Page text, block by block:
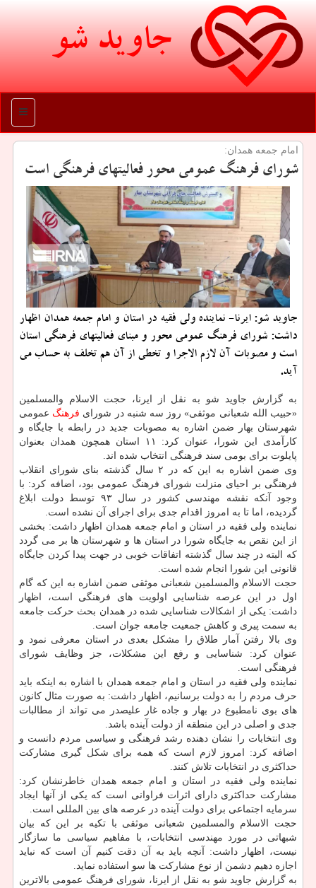
جاوید شو
منو
امام جمعه همدان:
شورای فرهنگ عمومی محور فعالیتهای فرهنگی است
جاوید شو: ایرنا- نماینده ولی فقیه در استان و امام جمعه همدان اظهار
داشت: شورای فرهنگ عمومی محور و مبنای فعالیتهای فرهنگی استان
است و مصوبات آن لازم الاجرا و تخطی از آن هم تخلف به حساب می
آید.
به گزارش جاوید شو به نقل از ایرنا، حجت الاسلام والمسلمین
«حبیب الله شعبانی موثقی» روز سه شنبه در شورای فرهنگ عمومی
شهرستان بهار ضمن اشاره به مصوبات جدید در رابطه با جایگاه و
کارآمدی این شورا، عنوان کرد: ۱۱ استان همچون همدان بعنوان
پایلوت برای بومی سند فرهنگی انتخاب شده اند.
وی ضمن اشاره به این که در ۲ سال گذشته بنای شورای انقلاب
فرهنگی بر احیای منزلت شورای فرهنگ عمومی بود، اضافه کرد: با
وجود آنکه نقشه مهندسی کشور در سال ۹۳ توسط دولت ابلاغ
گردیده، اما تا به امروز اقدام جدی برای اجرای آن نشده است.
نماینده ولی فقیه در استان و امام جمعه همدان اظهار داشت: بخشی
از این نقص به جایگاه شورا در استان ها و شهرستان ها بر می گردد
که البته در چند سال گذشته اتفاقات خوبی در جهت پیدا کردن جایگاه
قانونی این شورا انجام شده است.
حجت الاسلام والمسلمین شعبانی موثقی ضمن اشاره به این که گام
اول در این عرصه شناسایی اولویت های فرهنگی است، اظهار
داشت: یکی از اشکالات شناسایی شده در همدان بحث حرکت جامعه
به سمت پیری و کاهش جمعیت جامعه جوان است.
وی بالا رفتن آمار طلاق را مشکل بعدی در استان معرفی نمود و
عنوان کرد: شناسایی و رفع این مشکلات، جز وظایف شورای
فرهنگی است.
نماینده ولی فقیه در استان و امام جمعه همدان با اشاره به اینکه باید
حرف مردم را به دولت برسانیم، اظهار داشت: به صورت مثال کانون
های بوی نامطبوع در بهار و جاده غار علیصدر می تواند از مطالبات
جدی و اصلی در این منطقه از دولت آینده باشد.
وی انتخابات را نشان دهنده رشد فرهنگی و سیاسی مردم دانست و
اضافه کرد: امروز لازم است که همه برای شکل گیری مشارکت
حداکثری در انتخابات تلاش کنند.
نماینده ولی فقیه در استان و امام جمعه همدان خاطرنشان کرد:
مشارکت حداکثری دارای اثرات فراوانی است که یکی از آنها ایجاد
سرمایه اجتماعی برای دولت آینده در عرصه های بین المللی است.
حجت الاسلام والمسلمین شعبانی موثقی با تکیه بر این که بیان
شبهاتی در مورد مهندسی انتخابات، با مفاهیم سیاسی ما سازگار
نیست، اظهار داشت: آنچه باید به آن دقت کنیم آن است که نباید
اجازه دهیم دشمن از نوع مشارکت ها سو استفاده نماید.
به گزارش جاوید شو به نقل از ایرنا، شورای فرهنگ عمومی بالاترین